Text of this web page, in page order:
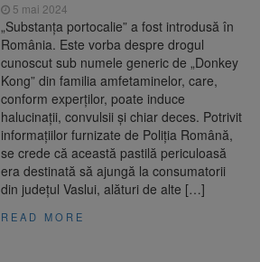
5 mai 2024
„Substanța portocalie” a fost introdusă în
România. Este vorba despre drogul
cunoscut sub numele generic de „Donkey
Kong” din familia amfetaminelor, care,
conform experților, poate induce
halucinații, convulsii și chiar deces. Potrivit
informațiilor furnizate de Poliția Română,
se crede că această pastilă periculoasă
era destinată să ajungă la consumatorii
din județul Vaslui, alături de alte […]
READ MORE